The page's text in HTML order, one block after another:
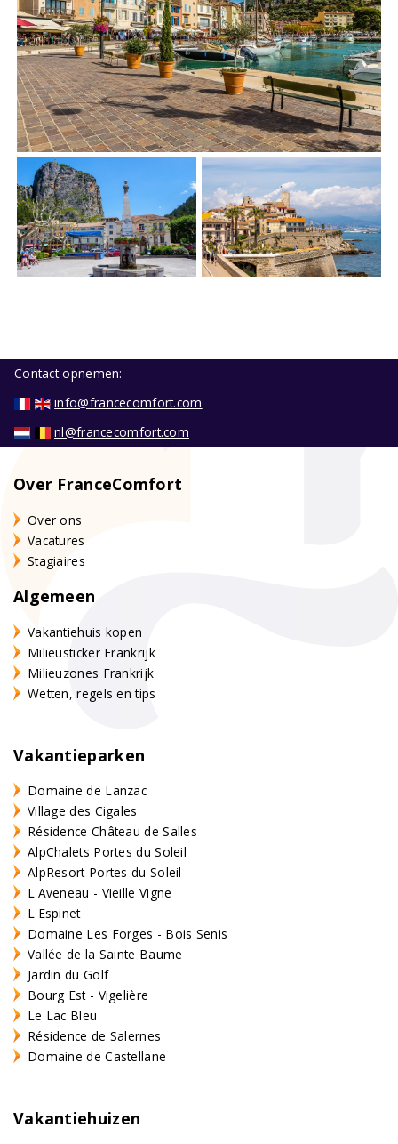
Contact opnemen:
info@francecomfort.com
nl@francecomfort.com
Over FranceComfort
Over ons
Vacatures
Stagiaires
Algemeen
Vakantiehuis kopen
Milieusticker Frankrijk
Milieuzones Frankrijk
Wetten, regels en tips
Vakantieparken
Domaine de Lanzac
Village des Cigales
Résidence Château de Salles
AlpChalets Portes du Soleil
AlpResort Portes du Soleil
L'Aveneau - Vieille Vigne
L'Espinet
Domaine Les Forges - Bois Senis
Vallée de la Sainte Baume
Jardin du Golf
Bourg Est - Vigelière
Le Lac Bleu
Résidence de Salernes
Domaine de Castellane
Vakantiehuizen